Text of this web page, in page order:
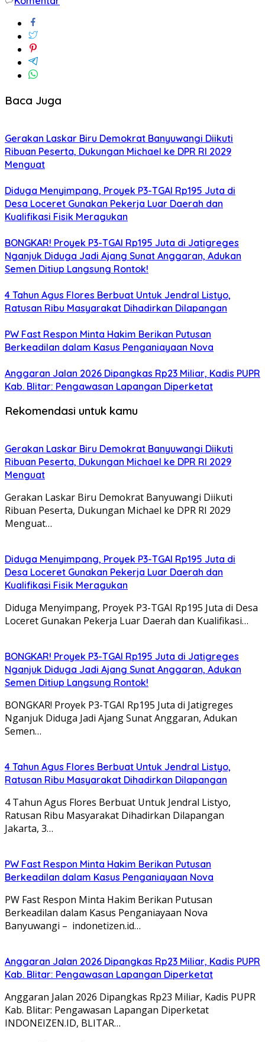
Baca Juga
Gerakan Laskar Biru Demokrat Banyuwangi Diikuti
Ribuan Peserta, Dukungan Michael ke DPR RI 2029
Menguat
Diduga Menyimpang, Proyek P3-TGAI Rp195 Juta di
Desa Loceret Gunakan Pekerja Luar Daerah dan
Kualifikasi Fisik Meragukan
BONGKAR! Proyek P3-TGAI Rp195 Juta di Jatigreges
Nganjuk Diduga Jadi Ajang Sunat Anggaran, Adukan
Semen Ditiup Langsung Rontok!
4 Tahun Agus Flores Berbuat Untuk Jendral Listyo,
Ratusan Ribu Masyarakat Dihadirkan Dilapangan
PW Fast Respon Minta Hakim Berikan Putusan
Berkeadilan dalam Kasus Penganiayaan Nova
Anggaran Jalan 2026 Dipangkas Rp23 Miliar, Kadis PUPR
Kab. Blitar: Pengawasan Lapangan Diperketat
Rekomendasi untuk kamu
Gerakan Laskar Biru Demokrat Banyuwangi Diikuti
Ribuan Peserta, Dukungan Michael ke DPR RI 2029
Menguat
Gerakan Laskar Biru Demokrat Banyuwangi Diikuti
Ribuan Peserta, Dukungan Michael ke DPR RI 2029
Menguat…
Diduga Menyimpang, Proyek P3-TGAI Rp195 Juta di
Desa Loceret Gunakan Pekerja Luar Daerah dan
Kualifikasi Fisik Meragukan
Diduga Menyimpang, Proyek P3-TGAI Rp195 Juta di Desa
Loceret Gunakan Pekerja Luar Daerah dan Kualifikasi…
BONGKAR! Proyek P3-TGAI Rp195 Juta di Jatigreges
Nganjuk Diduga Jadi Ajang Sunat Anggaran, Adukan
Semen Ditiup Langsung Rontok!
BONGKAR! Proyek P3-TGAI Rp195 Juta di Jatigreges
Nganjuk Diduga Jadi Ajang Sunat Anggaran, Adukan
Semen…
4 Tahun Agus Flores Berbuat Untuk Jendral Listyo,
Ratusan Ribu Masyarakat Dihadirkan Dilapangan
4 Tahun Agus Flores Berbuat Untuk Jendral Listyo,
Ratusan Ribu Masyarakat Dihadirkan Dilapangan
Jakarta, 3…
PW Fast Respon Minta Hakim Berikan Putusan
Berkeadilan dalam Kasus Penganiayaan Nova
PW Fast Respon Minta Hakim Berikan Putusan
Berkeadilan dalam Kasus Penganiayaan Nova
Banyuwangi – indonetizen.id…
Anggaran Jalan 2026 Dipangkas Rp23 Miliar, Kadis PUPR
Kab. Blitar: Pengawasan Lapangan Diperketat
Anggaran Jalan 2026 Dipangkas Rp23 Miliar, Kadis PUPR
Kab. Blitar: Pengawasan Lapangan Diperketat
INDONEIZEN.ID, BLITAR…